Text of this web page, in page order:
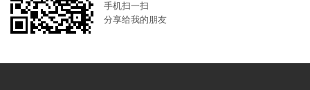
手机扫一扫
分享给我的朋友